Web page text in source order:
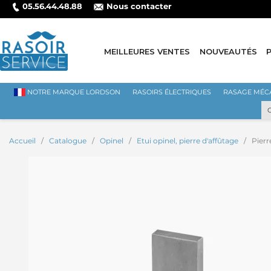
05.56.44.48.88 Nous contacter
MEILLEURES VENTES NOUVEAUTÉS
NOTRE MARQUE LORDSON RASOIRS ÉLECTRIQUES RASAGE
Accueil Catalogue Opinel Etui opinel, pierre d'affûtage